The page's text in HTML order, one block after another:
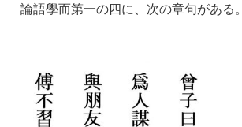
論語學而第一の四に、次の章句がある。